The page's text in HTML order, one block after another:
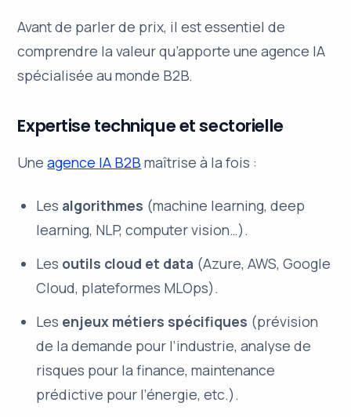
Avant de parler de prix, il est essentiel de
comprendre la valeur qu’apporte une agence IA
spécialisée au monde B2B.
Expertise technique et sectorielle
Uneagence IA B2B maîtrise à la fois :
Les algorithmes (machine learning, deep
learning, NLP, computer vision…).
Les outils cloud et data (Azure, AWS, Google
Cloud, plateformes MLOps).
Les enjeux métiers spécifiques (prévision
de la demande pour l’industrie, analyse de
risques pour la finance, maintenance
prédictive pour l’énergie, etc.).